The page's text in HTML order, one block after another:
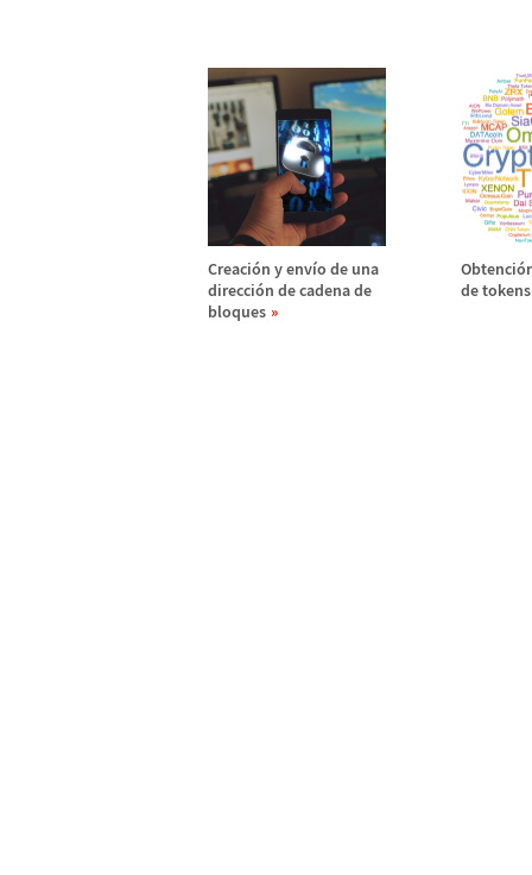
Creación y envío de una
dirección de cadena de
bloques
Obtenció
de tokens